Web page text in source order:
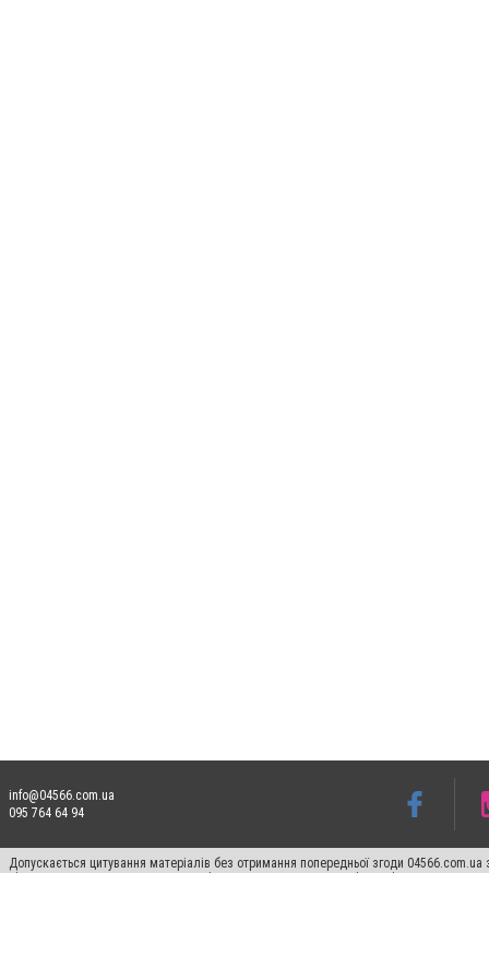
info@04566.com.ua
095 764 64 94
Допускається цитування матеріалів без отримання попередньої згоди
відкритого для пошукових систем гіперпосилання на цитовані статті не нижче